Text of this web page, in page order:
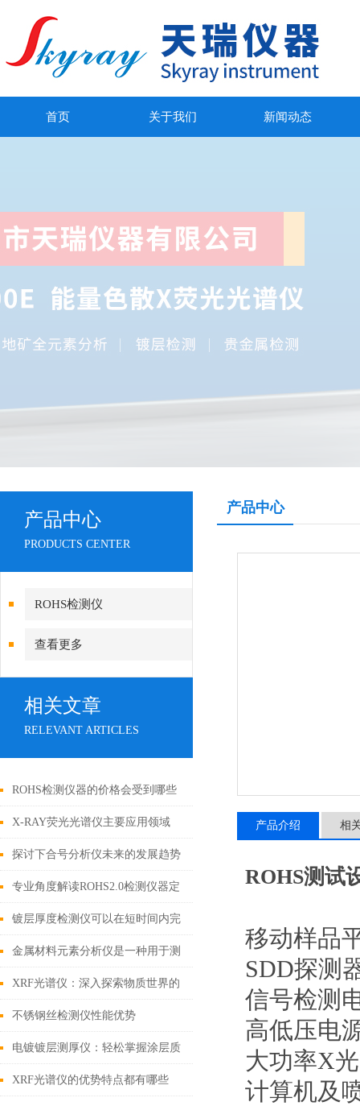
首页 关于我们 新闻动态
产品中心
PRODUCTS CENTER
ROHS检测仪
查看更多
相关文章
RELEVANT ARTICLES
ROHS检测仪器的价格会受到哪些
因素的影响
X-RAY荧光光谱仪主要应用领域
探讨下合号分析仪未来的发展趋势
专业角度解读ROHS2.0检测仪器定
期保养的规范与流程
镀层厚度检测仪可以在短时间内完
成对大量样品的测量
金属材料元素分析仪是一种用于测
定金属的精密仪器
XRF光谱仪：深入探索物质世界的
非破坏性工具
不锈钢丝检测仪性能优势
电镀镀层测厚仪：轻松掌握涂层质
量
XRF光谱仪的优势特点都有哪些
产品中心
产品介绍 相
ROHS测试
移动样品
SDD探测
信号检测
高低压电
大功率X
计算机及